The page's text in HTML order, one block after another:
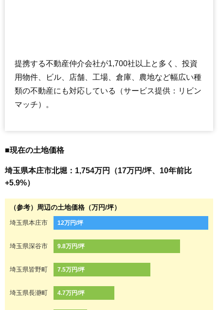
提携する不動産仲介会社が1,700社以上と多く、投資
用物件、ビル、店舗、工場、倉庫、農地など幅広い種
類の不動産にも対応している（サービス提供：リビン
マッチ）。
■現在の土地価格
埼玉県本庄市北堀：1,754万円（17万円/坪、10年前比
+5.9%）
（参考）周辺の土地価格（万円/坪）
埼玉県本庄市 12万円/坪
埼玉県深谷市 9.8万円/坪
埼玉県皆野町 7.5万円/坪
埼玉県長瀞町 4.7万円/坪